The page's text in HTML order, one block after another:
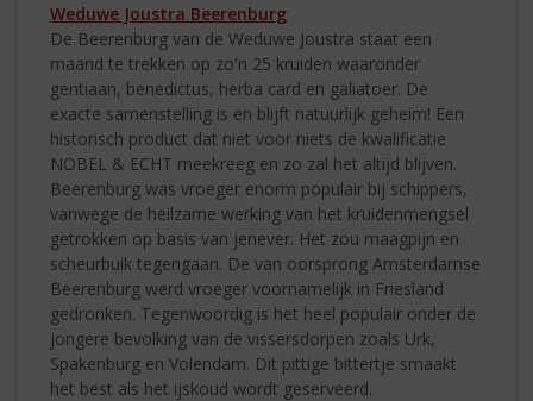
Weduwe Joustra Beerenburg
De Beerenburg van de Weduwe Joustra staat een
maand te trekken op zo'n 25 kruiden waaronder
gentiaan, benedictus, herba card en galiatoer. De
exacte samenstelling is en blijft natuurlijk geheim! Een
historisch product dat niet voor niets de kwalificatie
NOBEL & ECHT meekreeg en zo zal het altijd blijven.
Beerenburg was vroeger enorm populair bij schippers,
vanwege de heilzame werking van het kruidenmengsel
getrokken op basis van jenever. Het zou maagpijn en
scheurbuik tegengaan. De van oorsprong Amsterdamse
Beerenburg werd vroeger voornamelijk in Friesland
gedronken. Tegenwoordig is het heel populair onder de
jongere bevolking van de vissersdorpen zoals Urk,
Spakenburg en Volendam. Dit pittige bittertje smaakt
het best als het ijskoud wordt geserveerd.